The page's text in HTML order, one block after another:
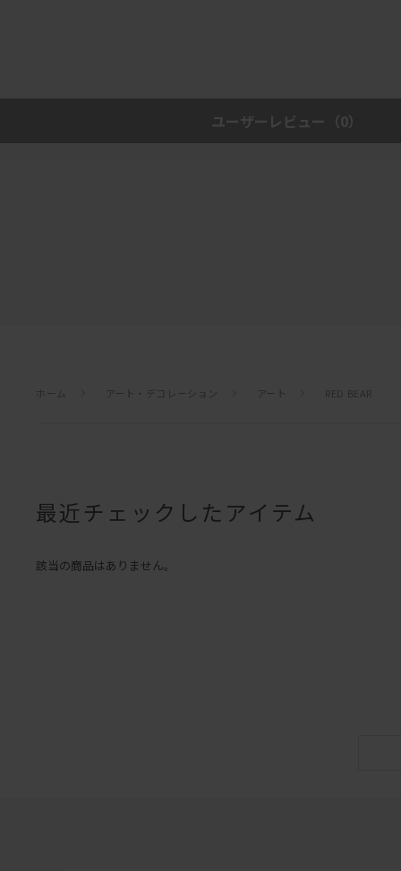
ユーザーレビュー （0）
ホーム アート・デコレーション アート RED BEAR
最近チェックしたアイテム
該当の商品はありません。